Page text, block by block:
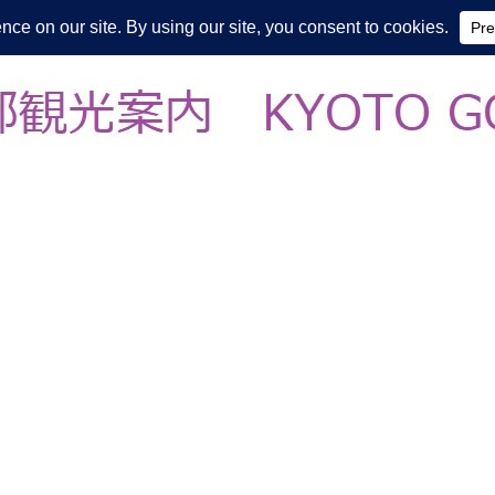
皆様の知らない京都をご案内/ THE MOST FASCINATING KYOTO,